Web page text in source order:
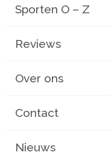
Sporten O – Z
Reviews
Over ons
Contact
Nieuws